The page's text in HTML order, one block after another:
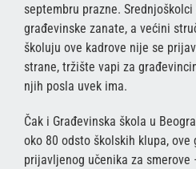
septembru prazne.
građevinske zanate, a većini
školuju ove kadrove nije se
strane, tržište vapi za
njih posla uvek ima.
Čak i Građevinska škola u
oko 80 odsto školskih klupa,
prijavljenog učenika za smerove